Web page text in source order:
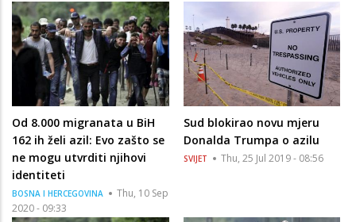
Od 8.000 migranata u BiH
162 ih želi azil: Evo zašto se
ne mogu utvrditi njihovi
identiteti
BOSNA I HERCEGOVINA
Thu, 10 Sep
2020 - 09:33
Sud blokirao novu mjeru
Donalda Trumpa o azilu
SVIJET Thu, 25 Jul 2019 - 08:56